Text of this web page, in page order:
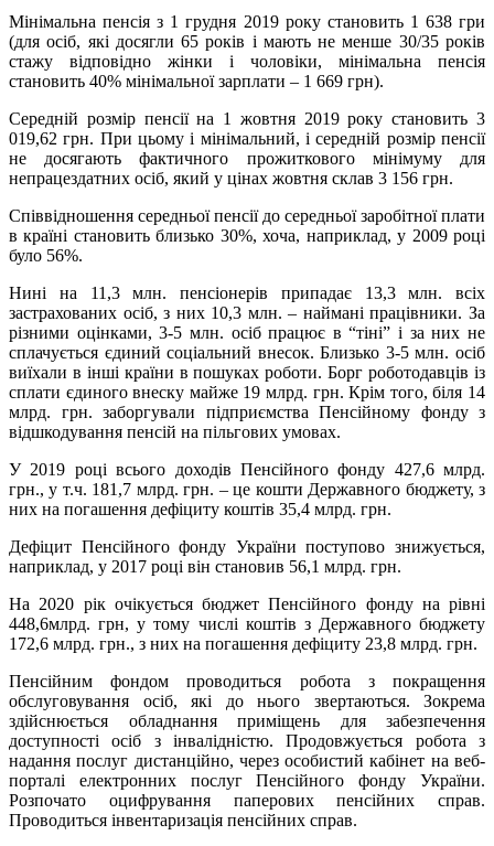
Мінімальна пенсія з 1 грудня 2019 року становить 1 638 гри
(для осіб, які досягли 65 років і мають не менше 30/35 років
стажу відповідно жінки і чоловіки, мінімальна пенсія
становить 40% мінімальної зарплати – 1 669 грн).
Середній розмір пенсії на 1 жовтня 2019 року становить 3
019,62 грн. При цьому і мінімальний, і середній розмір пенсії
не досягають фактичного прожиткового мінімуму для
непрацездатних осіб, який у цінах жовтня склав 3 156 грн.
Співвідношення середньої пенсії до середньої заробітної плати
в країні становить близько 30%, хоча, наприклад, у 2009 році
було 56%.
Нині на 11,3 млн. пенсіонерів припадає 13,3 млн. всіх
застрахованих осіб, з них 10,3 млн. – наймані працівники. За
різними оцінками, 3-5 млн. осіб працює в “тіні” і за них не
сплачується єдиний соціальний внесок. Близько 3-5 млн. осіб
виїхали в інші країни в пошуках роботи. Борг роботодавців із
сплати єдиного внеску майже 19 млрд. грн. Крім того, біля 14
млрд. грн. заборгували підприємства Пенсійному фонду з
відшкодування пенсій на пільгових умовах.
У 2019 році всього доходів Пенсійного фонду 427,6 млрд.
грн., у т.ч. 181,7 млрд. грн. – це кошти Державного бюджету, з
них на погашення дефіциту коштів 35,4 млрд. грн.
Дефіцит Пенсійного фонду України поступово знижується,
наприклад, у 2017 році він становив 56,1 млрд. грн.
На 2020 рік очікується бюджет Пенсійного фонду на рівні
448,6млрд. грн, у тому числі коштів з Державного бюджету
172,6 млрд. грн., з них на погашення дефіциту 23,8 млрд. грн.
Пенсійним фондом проводиться робота з покращення
обслуговування осіб, які до нього звертаються. Зокрема
здійснюється обладнання приміщень для забезпечення
доступності осіб з інвалідністю. Продовжується робота з
надання послуг дистанційно, через особистий кабінет на веб-
порталі електронних послуг Пенсійного фонду України.
Розпочато оцифрування паперових пенсійних справ.
Проводиться інвентаризація пенсійних справ.